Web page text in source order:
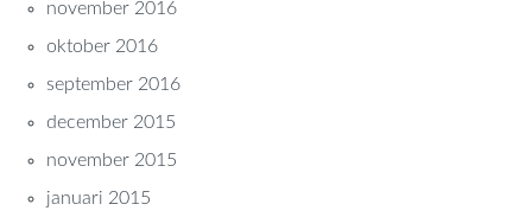
november 2016
oktober 2016
september 2016
december 2015
november 2015
januari 2015